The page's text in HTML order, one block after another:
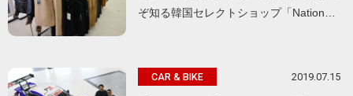
ぞ知る韓国セレクトショップ「Nation…
CAR & BIKE 2019.07.15